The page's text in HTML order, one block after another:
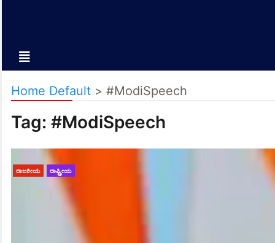
Home Default > #ModiSpeech
Tag: #ModiSpeech
ರಾಜಕೀಯ ರಾಷ್ಟ್ರೀಯ